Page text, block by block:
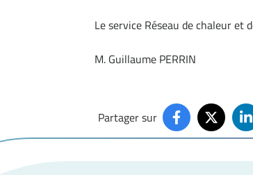
Le service Réseau de chaleur et
M. Guillaume PERRIN
Partager sur